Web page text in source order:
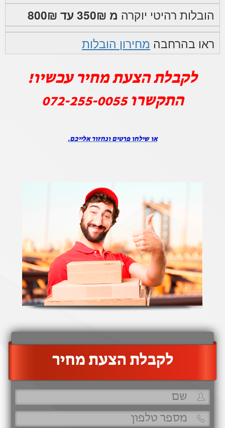
הובלות רהיטי יוקרה מ 350₪ עד 800₪
ראו בהרחבה מחירון הובלות
לקבלת הצעת מחיר עכשיו!
התקשרו072-255-0055
או שילחו פרטים ונחזור אלייכם.
‫לקבלת הצעת מחיר